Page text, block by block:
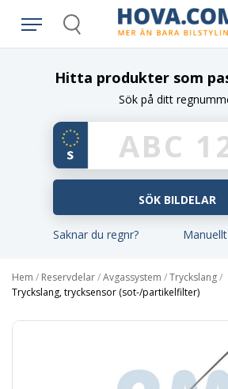
Search
Hitta produkter som
Sök på ditt
Saknar du regnr?
Hem / Reservdelar/Avgassystem /Tryckslang/
Tryckslang, trycksensor (sot-/partikelfilter)